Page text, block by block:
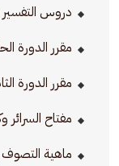
دروس التفسير
مقرر الدورة
مقرر الدورة
مفتاح السرائر
ماهية